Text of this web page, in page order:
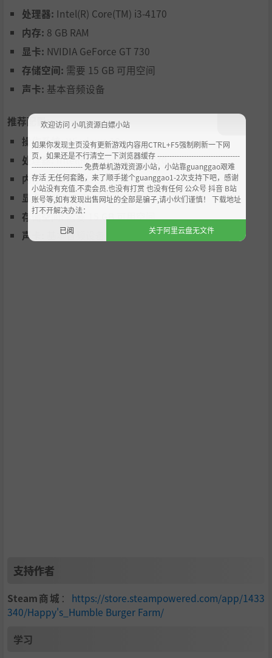
不过话说回来，你会把活儿干好的！只要别让开心宝失望，
你就做得很好！我们相信你！
一流餐厅管理模拟！烹制食物，倒满饮料，服务顾客！
升级餐厅能让工作更加轻松！
乱成一团的餐厅事件系统——灭火、倒垃圾和抓老鼠！
剧情模式中有引人入胜的故事情节。在这里可以揭开开心
处理器: Intel(R) Core(TM) i3-4170
内存: 8 GB RAM
显卡: NVIDIA GeForce GT 730
存储空间: 需要 15 GB 可用空间
声卡: 基本音频设备
推荐配置:
操作系统:Windows 10
处理器:Intel(R) Core(TM) i3-4170
内存:8 GB RAM
显卡:NVIDIA GeForce GT 730
存储空间:需要 15 GB 可用空间
声卡:
基本音频设备
支持作者
Steam商城 ： https://store.steampowered.com/app/1433
340/Happy's_Humble Burger Farm/
学习
欢迎访问 小叽资源白嫖小站
如果你发现主页没有更新游戏内容用CTRL+F5强制刷新一下网
页，如果还是不行清空一下浏览器缓存 ----------------------------------
--------------------- 免费单机游戏资源小站，小站靠guanggao艰难
存活 无任何套路，来了顺手搓个guanggao1-2次支持下吧，感谢
小站没有充值.不卖会员.也没有打赏 也没有任何 公众号 抖音 B站
账号等,如有发现出售网址的全部是骗子,请小伙们谨慎！ 下载地址
打不开解决办法：
已阅
关于阿里云盘无文件